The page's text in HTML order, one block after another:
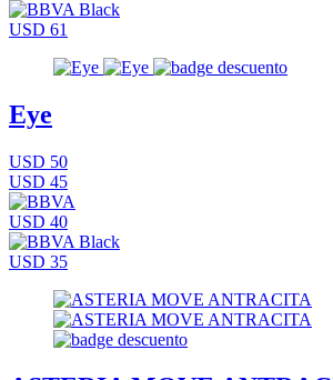
USD 61
Eye
USD 50
USD 45
USD 40
USD 35